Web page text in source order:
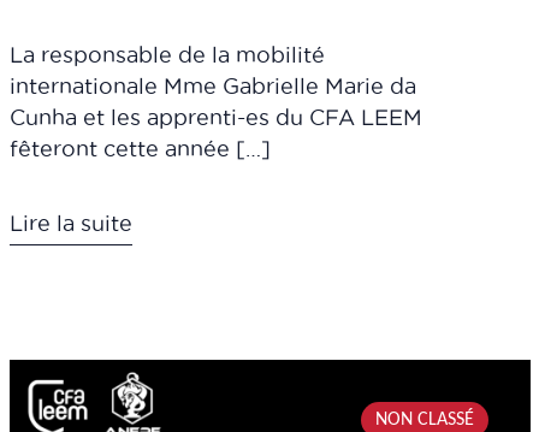
La responsable de la mobilité
internationale Mme Gabrielle Marie da
Cunha et les apprenti-es du CFA LEEM
fêteront cette année […]
Lire la suite
NON CLASSÉ